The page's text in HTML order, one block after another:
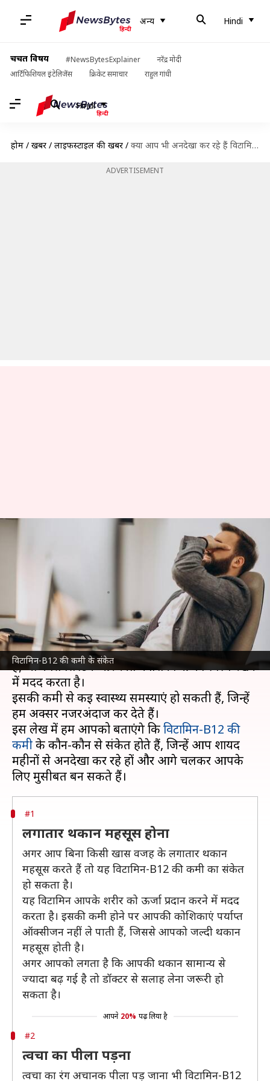
अन्य Hindi
चर्चित विषय #NewsBytesExplainer
नरेंद्र मोदी
आर्टिफिशियल इंटेलिजेंस
क्रिकेट समाचार राहुल गांधी
Hindi
होम / खबरें / लाइफस्टाइल की खबरें / क्या आप भी अनदेखा कर रहे हैं विटामिन-B12 की कमी के ये 5 संकेत?
ADVERTISEMENT
विटामिन-B12 की कमी के संकेत
क्या आप भी अनदेखा कर रहे हैं
विटामिन-B12 की कमी के ये 5
संकेत?
Mar 20, 2025
क्या है खबर?
विटामिन-B12 हमारे शरीर के लिए एक अहम पोषक तत्व
है, जो नर्वस सिस्टम और रक्त कोशिकाओं को स्वस्थ रखने
में मदद करता है।
इसकी कमी से कई स्वास्थ्य समस्याएं हो सकती हैं, जिन्हें
हम अक्सर नजरअंदाज कर देते हैं।
इस लेख में हम आपको बताएंगे किविटामिन-B12 की
कमीके कौन-कौन से संकेत होते हैं, जिन्हें आप शायद
महीनों से अनदेखा कर रहे हों और आगे चलकर आपके
#1
लगातार थकान महसूस होना
अगर आप बिना किसी खास वजह के लगातार थकान
महसूस करते हैं तो यह विटामिन-B12 की कमी का संकेत
हो सकता है।
यह विटामिन आपके शरीर को ऊर्जा प्रदान करने में मदद
करता है। इसकी कमी होने पर आपकी कोशिकाएं पर्याप्त
ऑक्सीजन नहीं ले पाती हैं, जिससे आपको जल्दी थकान
महसूस होती है।
अगर आपको लगता है कि आपकी थकान सामान्य से
ज्यादा बढ़ गई है तो डॉक्टर से सलाह लेना जरूरी हो
सकता है।
आपने 20% पढ़ लिया है
#2
त्वचा का पीला पड़ना
त्वचा का रंग अचानक पीला पड़ जाना भी विटामिन-B12